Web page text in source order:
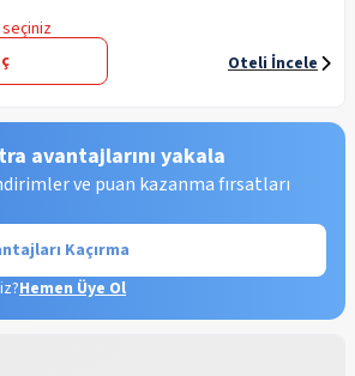
Oteli İncele
avantajlarını yakala
ve puan kazanma fırsatları
Kaçırma
Hemen Üye Ol